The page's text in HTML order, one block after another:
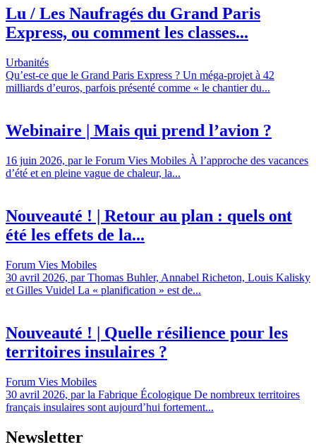
Lu / Les Naufragés du Grand Paris
Express, ou comment les classes...
Urbanités
Qu’est-ce que le Grand Paris Express ? Un méga-projet à 42
milliards d’euros, parfois présenté comme « le chantier du...
Webinaire | Mais qui prend l’avion ?
16 juin 2026, par le Forum Vies Mobiles À l’approche des vacances
d’été et en pleine vague de chaleur, la...
Nouveauté ! | Retour au plan : quels ont
été les effets de la...
Forum Vies Mobiles
30 avril 2026, par Thomas Buhler, Annabel Richeton, Louis Kalisky
et Gilles Vuidel La « planification » est de...
Nouveauté ! | Quelle résilience pour les
territoires insulaires ?
Forum Vies Mobiles
30 avril 2026, par la Fabrique Écologique De nombreux territoires
français insulaires sont aujourd’hui fortement...
Newsletter